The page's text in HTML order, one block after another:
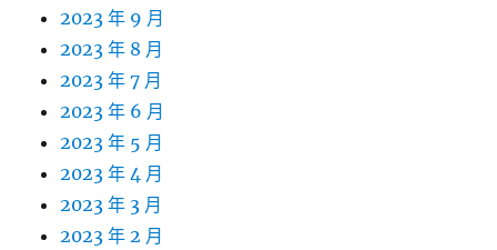
2023 年 9 月
2023 年 8 月
2023 年 7 月
2023 年 6 月
2023 年 5 月
2023 年 4 月
2023 年 3 月
2023 年 2 月